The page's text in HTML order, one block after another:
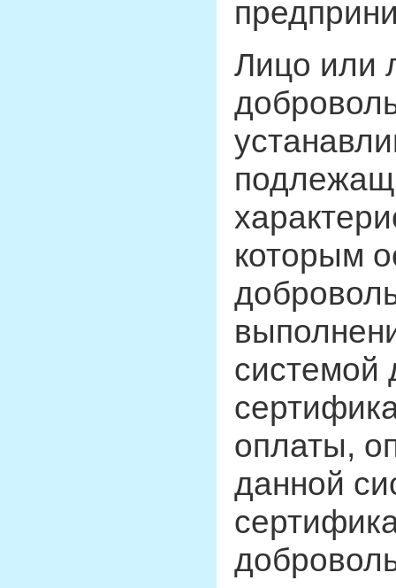
Лицо или
которым
системой
оплаты,
данной